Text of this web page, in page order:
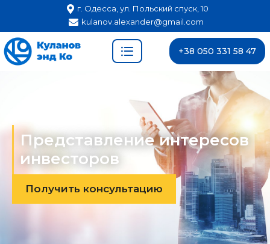
г. Одесса, ул. Польский спуск, 10
kulanov.alexander@gmail.com
+38 050 331 58 47
Представление интересов
инвесторов
Получить консультацию